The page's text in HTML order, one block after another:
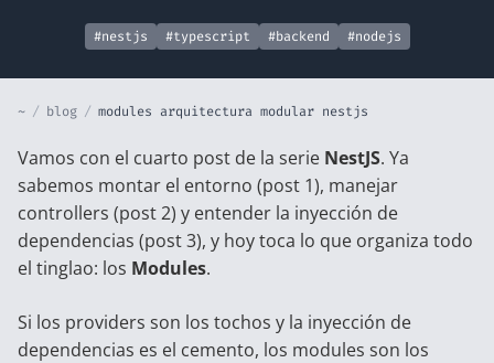
#nestjs #typescript #backend #nodejs
~ / blog / modules arquitectura modular nestjs
Vamos con el cuarto post de la serie NestJS. Ya
sabemos montar el entorno (post 1), manejar
controllers (post 2) y entender la inyección de
dependencias (post 3), y hoy toca lo que organiza todo
el tinglao: los Modules.
Si los providers son los tochos y la inyección de
dependencias es el cemento, los modules son los